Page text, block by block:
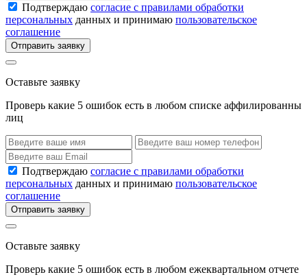
Подтверждаю согласие с правилами обработки
персональных данных и принимаю пользовательское
соглашение
Отправить заявку
Оставьте заявку
Проверь какие 5 ошибок есть в любом списке аффилированны
лиц
Подтверждаю согласие с правилами обработки
персональных данных и принимаю пользовательское
соглашение
Отправить заявку
Оставьте заявку
Проверь какие 5 ошибок есть в любом ежеквартальном отчете